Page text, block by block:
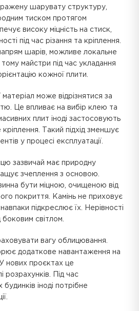
шарувату структуру,
тиском протягом
високу міцність на стиск,
під час різання та кріплення.
шарів, можливе локальне
майстри під час укладання
кожної плити.
матеріал може відрізнятися за
Це впливає на вибір клею та
плит іноді застосовують
Такий підхід зменшує
у процесі експлуатації.
зазвичай має природну
зчеплення з основою.
бути міцною, очищеною від
покриття. Камінь не приховує
підкреслює їх. Нерівності
боковим світлом.
вагу облицювання.
додаткове навантаження на
нових проєктах це
розрахунків. Під час
іноді потрібне